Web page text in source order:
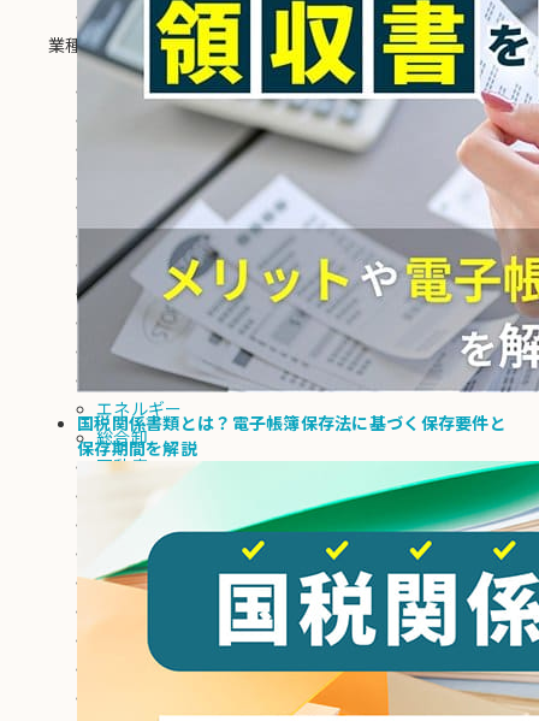
掛売決済
業種
化学・医薬品
金融・保険
法人サービス
医療・介護
フード
素材・材料
エレクトロニクス
エネルギー
総合卸
不動産
生活サービス
教育
アパレル
金属
自動車・輸送用機器
情報・通信
総合小売
国税関係書類とは？電子帳簿保存法に基づく保存要件と
保存期間を解説